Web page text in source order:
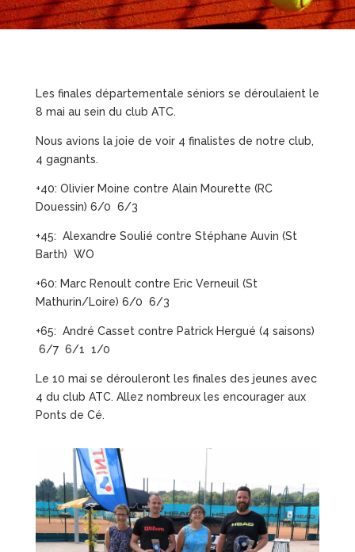
Les finales départementale séniors se déroulaient le
8 mai au sein du club ATC.
Nous avions la joie de voir 4 finalistes de notre club,
4 gagnants.
+40: Olivier Moine contre Alain Mourette (RC
Douessin) 6/0 6/3
+45: Alexandre Soulié contre Stéphane Auvin (St
Barth) WO
+60: Marc Renoult contre Eric Verneuil (St
Mathurin/Loire) 6/0 6/3
+65: André Casset contre Patrick Hergué (4 saisons)
6/7 6/1 1/0
Le 10 mai se dérouleront les finales des jeunes avec
4 du club ATC. Allez nombreux les encourager aux
Ponts de Cé.